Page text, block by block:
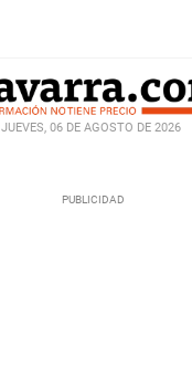
JUEVES, 06 DE AGOSTO DE 2026